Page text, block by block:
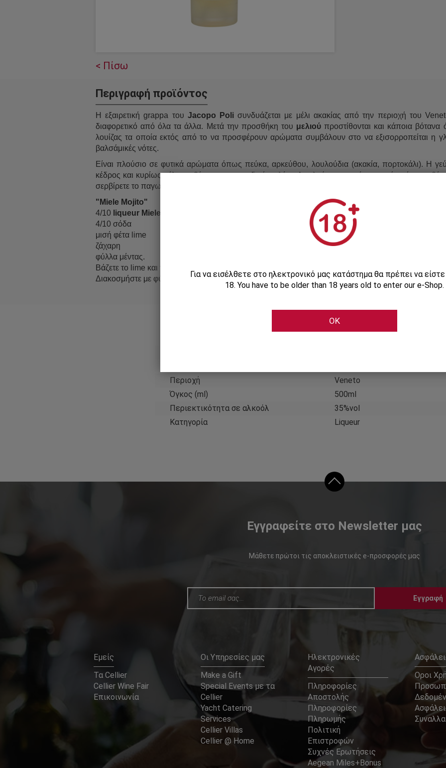
< Πίσω
Περιγραφή προϊόντος
Η εξαιρετική grappa του Jacopo Poli συνδυάζεται με μέλι ακακίας από την περιοχή του
διαφορετικό από όλα τα άλλα. Μετά την προσθήκη του μελιού προστίθονται και κάποια
λουίζας τα οποία εκτός από το να προσφέρουν αρώματα συμβάλουν στο να εξισορροπείται η
βαλσάμικές νότες.
Είναι πλούσιο σε φυτικά αρώματα όπως πεύκα, αρκεύθου, λουλούδια (ακακία, πορτοκάλι). Η
κέδρος και κυρίως μέλι συνθέτουν μια μοναδική παλέτα. Απολαύστε το σκέτο, με πάγο ή
σερβίρετε το παγωμένο!
"Miele Mojito"
4/10 liqueur Miele Jacopo Poli
4/10 σόδα
μισή φέτα lime
ζάχαρη
φύλλα μέντας.
Βάζετε το lime και τη ζάχαρη στο ποτήρι και ανακατεύτε καλά. Προσθέστε το λικέρ, μερικά
Διακοσμήστε με φύλλα μέντας.
Περιοχή
Veneto
Όγκος (ml)
500ml
Περιεκτικότητα σε αλκοόλ
35%vol
Κατηγορία
Liqueur
Εγγραφείτε στο Newsletter μας
Μάθετε πρώτοι τις αποκλειστικές e-προσφορές μας
Εγγραφή
Εμείς
Τα Cellier
Cellier Wine Fair
Επικοινωνία
Οι Υπηρεσίες μας
Make a Gift
Special Events με τα
Cellier
Yacht Catering
Services
Cellier Villas
Cellier @ Home
Ηλεκτρονικές
Αγορές
Πληροφορίες
Αποστολής
Πληροφορίες
Πληρωμής
Πολιτική
Επιστροφών
Συχνές Ερωτήσεις
Aegean Miles+Bonus
Οροι
Για να εισέλθετε στο ηλεκτρονικό μας κατάστημα θα πρέπει να
18. You have to be older than 18 years old to enter our e-Shop.
OK